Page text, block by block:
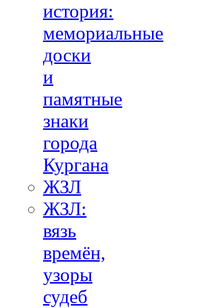
история:
мемориальные
доски
и
памятные
знаки
города
Кургана
ЖЗЛ
ЖЗЛ:
вязь
времён,
узоры
судеб